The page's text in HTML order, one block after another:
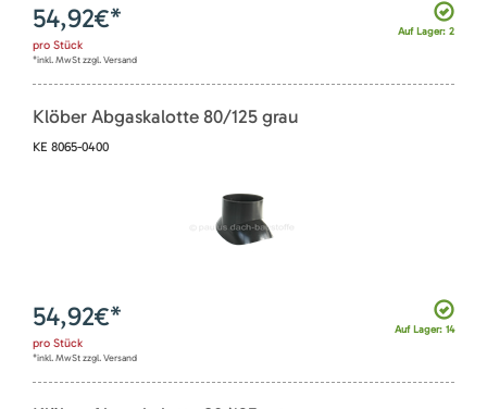
Auf Lager: 2
54,92€*
pro Stück
*inkl. MwSt zzgl. Versand
Klöber Abgaskalotte 80/125 grau
KE 8065-0400
Auf Lager: 14
54,92€*
pro Stück
*inkl. MwSt zzgl. Versand